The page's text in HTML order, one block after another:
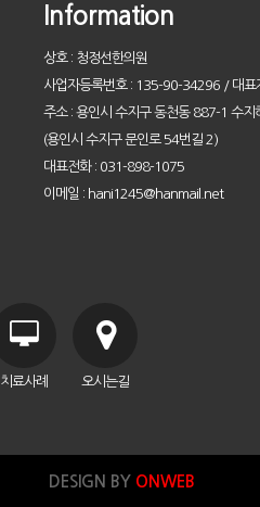
Information
상호 : 청정선한의원
사업자등록번호 : 135-90-34296 / 대표
주소 : 용인시 수지구 동천동 887-1 수지
(용인시 수지구 문인로 54번길 2)
대표전화 : 031-898-1075
이메일 : hani1245@hanmail.net
치료사례 오시는길
DESIGN BY ONWEB